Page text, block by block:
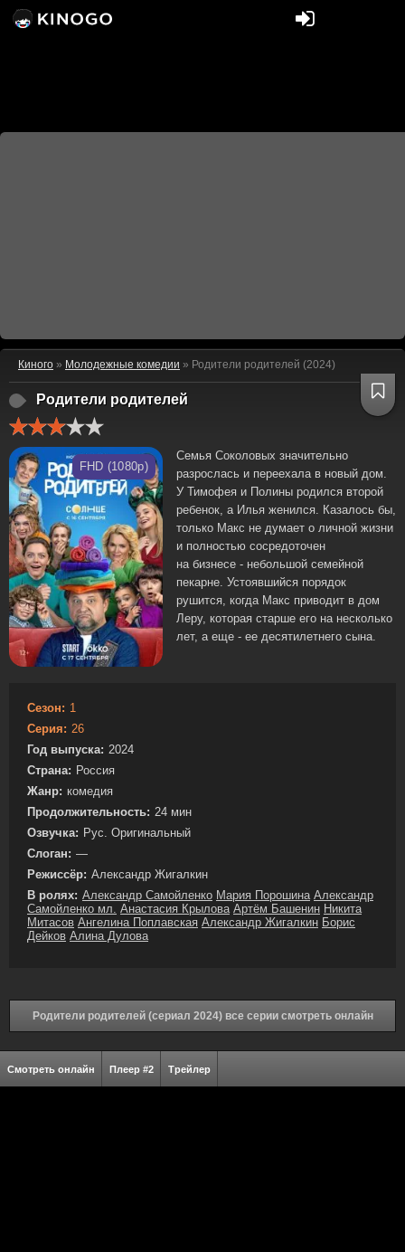
Киного » Молодежные комедии » Родители родителей (2024)
Родители родителей
FHD (1080p)
Семья Соколовых значительно
разрослась и переехала в новый дом.
У Тимофея и Полины родился второй
ребенок, а Илья женился. Казалось бы,
только Макс не думает о личной жизни
и полностью сосредоточен
на бизнесе - небольшой семейной
пекарне. Устоявшийся порядок
рушится, когда Макс приводит в дом
Леру, которая старше его на несколько
лет, а еще - ее десятилетнего сына.
Сезон: 1
Серия: 26
Год выпуска: 2024
Страна: Россия
Жанр: комедия
Продолжительность: 24 мин
Озвучка: Рус. Оригинальный
Слоган: —
Режиссёр: Александр Жигалкин
В ролях: Александр Самойленко Мария Порошина Александр
Самойленко мл. Анастасия Крылова Артём Башенин Никита
Митасов Ангелина Поплавская Александр Жигалкин Борис
Дейков Алина Дулова
Родители родителей (сериал 2024) все серии смотреть онлайн
Смотреть онлайн Плеер #2 Трейлер